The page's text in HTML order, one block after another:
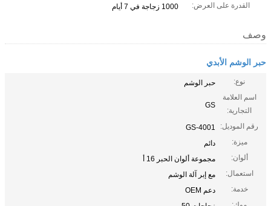
القدرة على العرض:
1000 زجاجة في 7 أيام
وصف
حبر الوشم الأبدي
نوع:
حبر الوشم
اسم العلامة
التجارية:
GS
رقم الموديل:
GS-4001
ميزة:
دائم
ألوان:
مجموعة ألوان الحبر 16 أ
استعمال:
مع إبر آلة الوشم
خدمة:
دعم OEM